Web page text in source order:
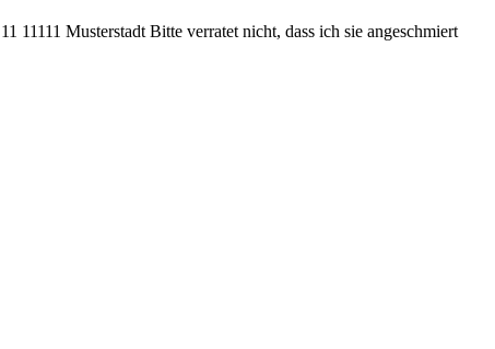
11111 Musterstadt Bitte verratet nicht, dass ich sie angeschmiert